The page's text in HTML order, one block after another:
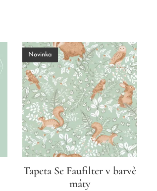
Tapeta Se Faufilter v barvě
máty
Novinka